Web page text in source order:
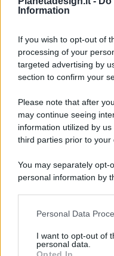
Information
If you wish to opt-out of
processing of your
targeted advertising by
section to confirm your
Please note that after
may continue seeing
information utilized by
third parties prior to your
You may separately
personal information by
This information may
disclose it to other third
Personal Data
I want to opt-out of
personal data.
© 2026 - Pianeta
Registrata Al Tribunale
ISCRIZIONE AL ROC
(ASSOCIAZIONE